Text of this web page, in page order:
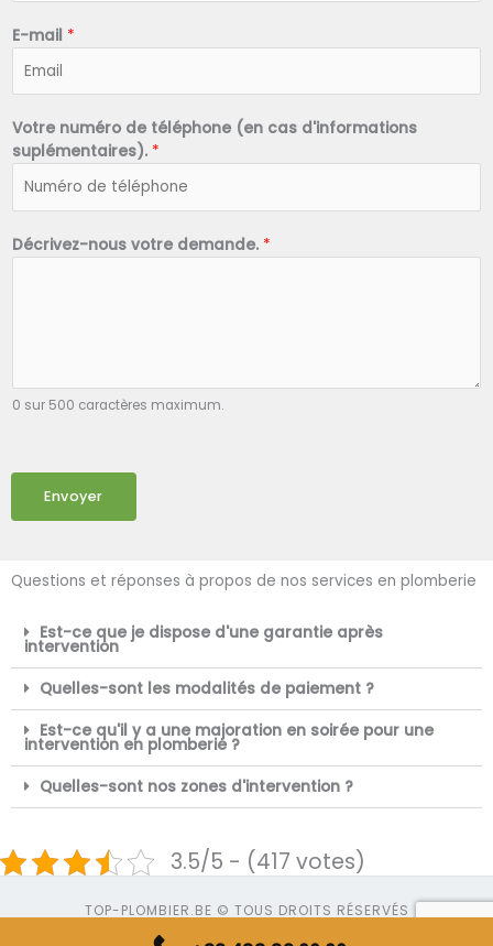
*
E-mail *
Votre numéro de téléphone (en cas d'informations
suplémentaires). *
Décrivez-nous votre demande. *
0 sur 500 caractères maximum.
Envoyer
Questions et réponses à propos de nos services en plomberie
Est-ce que je dispose d'une garantie après
intervention
Quelles-sont les modalités de paiement ?
Est-ce qu'il y a une majoration en soirée pour une
intervention en plomberie ?
Quelles-sont nos zones d'intervention ?
3.5/5 - (417 votes)
TOP-PLOMBIER.BE © TOUS DROITS RÉSERVÉS